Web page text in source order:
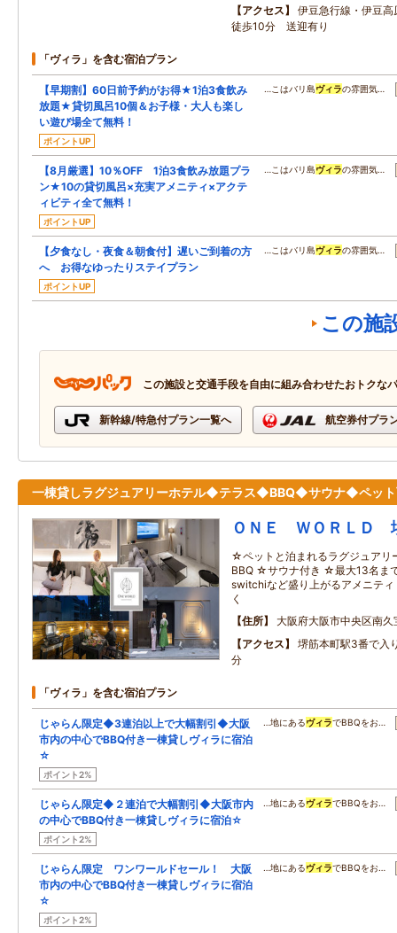
アクセス
伊豆急行線・伊豆
徒歩10分 送迎有り
「ヴィラ」を含む宿泊プラン
【早期割】60日前予約がお得★1泊3食飲み
放題★貸切風呂10個＆お子様・大人も楽し
い遊び場全て無料！
ポイントUP
…こはバリ島ヴィラの雰囲気…
【8月厳選】10％OFF 1泊3食飲み放題プラ
ン★10の貸切風呂×充実アメニティ×アクテ
ィビティ全て無料！
ポイントUP
…こはバリ島ヴィラの雰囲気…
【夕食なし・夜食＆朝食付】遅いご到着の方
へ お得なゆったりステイプラン
ポイントUP
…こはバリ島ヴィラの雰囲気…
この施
この施設と交通手段を自由に組み合わせたおトクな
新幹線/特急付プラン一覧へ 航空券付プラ
一棟貸しラグジュアリーホテル◆テラス◆BBQ◆サウナ◆ペッ
ＯＮＥ ＷＯＲＬＤ
☆ペットと泊まれるラグジュア
BBQ ☆サウナ付き ☆最大13名ま
switchiなど盛り上がるアメニテ
く
住所
大阪府大阪市中央区南
アクセス
堺筋本町駅3番で入
分
「ヴィラ」を含む宿泊プラン
じゃらん限定◆3連泊以上で大幅割引◆大阪
市内の中心でBBQ付き一棟貸しヴィラに宿泊
☆
ポイント2%
…地にあるヴィラでBBQをお…
じゃらん限定◆２連泊で大幅割引◆大阪市内
の中心でBBQ付き一棟貸しヴィラに宿泊☆
ポイント2%
…地にあるヴィラでBBQをお…
じゃらん限定 ワンワールドセール！ 大阪
市内の中心でBBQ付き一棟貸しヴィラに宿泊
☆
ポイント2%
…地にあるヴィラでBBQをお…